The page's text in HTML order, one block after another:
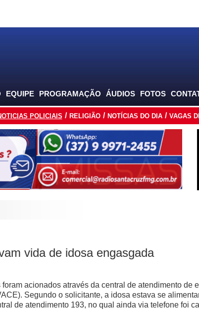
EQUIPE PROGRAMAÇÃO ÁUDIOS FOTOS
POLICIAIS RELIGIÃO NOTÍCIAS DO DIA VAGAS
vida de idosa engasgada
acionados através da central de atendimento
Segundo o solicitante, a idosa estava se
de atendimento 193, no qual ainda via telefone foi